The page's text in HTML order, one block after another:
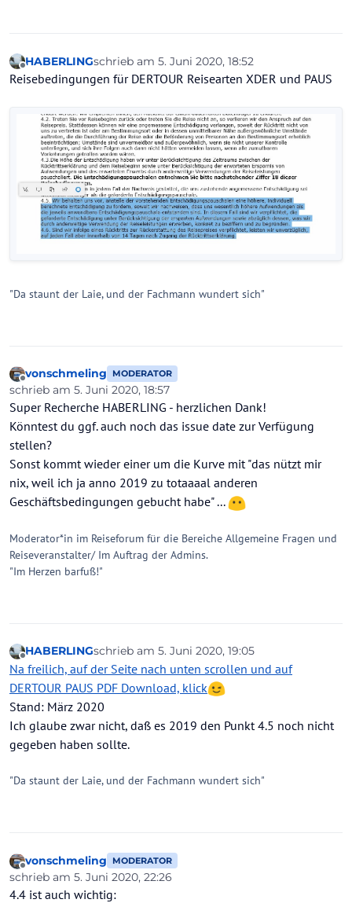
Offline
HABERLINGschrieb am 5. Juni 2020, 18:52
zuletzt editiert von
Reisebedingungen für DERTOUR Reisearten XDER und PAUS
"Da staunt der Laie, und der Fachmann wundert sich"
Offline
vonschmeling MODERATOR
schrieb am 5. Juni 2020, 18:57
zuletzt editiert von
Super Recherche HABERLING - herzlichen Dank!
Könntest du ggf. auch noch das issue date zur Verfügung
stellen?
Sonst kommt wieder einer um die Kurve mit "das nützt mir
nix, weil ich ja anno 2019 zu totaaaal anderen
Geschäftsbedingungen gebucht habe" ...
Moderator*in im Reiseforum für die Bereiche Allgemeine Fragen und
Reiseveranstalter/ Im Auftrag der Admins.
"Im Herzen barfuß!"
Offline
HABERLINGschrieb am 5. Juni 2020, 19:05
zuletzt editiert von HABERLING
Na freilich, auf der Seite nach unten scrollen und auf
DERTOUR PAUS PDF Download, klick
Stand: März 2020
Ich glaube zwar nicht, daß es 2019 den Punkt 4.5 noch nicht
gegeben haben sollte.
"Da staunt der Laie, und der Fachmann wundert sich"
Offline
vonschmeling MODERATOR
schrieb am 5. Juni 2020, 22:26
zuletzt editiert von
4.4 ist auch wichtig: